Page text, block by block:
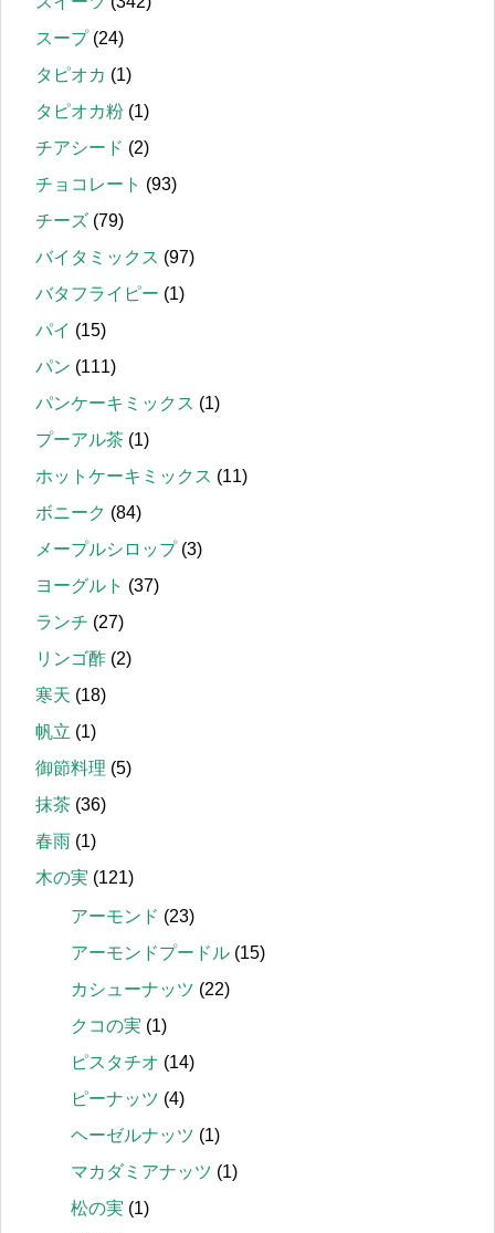
スープ(24)
タピオカ (1)
タピオカ粉 (1)
チアシード (2)
チョコレート (93)
チーズ (79)
バイタミックス (97)
バタフライピー (1)
パイ (15)
パン (111)
パンケーキミックス (1)
プーアル茶 (1)
ホットケーキミックス (11)
ボニーク (84)
メープルシロップ(3)
ヨーグルト (37)
ランチ (27)
リンゴ酢 (2)
寒天 (18)
帆立 (1)
御節料理 (5)
抹茶 (36)
春雨 (1)
木の実 (121)
アーモンド (23)
アーモンドプードル (15)
カシューナッツ (22)
クコの実 (1)
ピスタチオ (14)
ピーナッツ (4)
ヘーゼルナッツ (1)
マカダミアナッツ (1)
松の実 (1)